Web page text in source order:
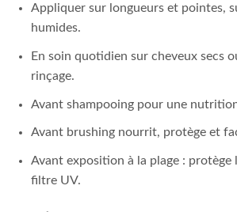
Appliquer sur longueurs et pointes,
humides.
En soin quotidien sur cheveux secs
rinçage.
Avant shampooing pour une
Avant brushing nourrit, protège et
Avant exposition à la plage : protège
filtre UV.